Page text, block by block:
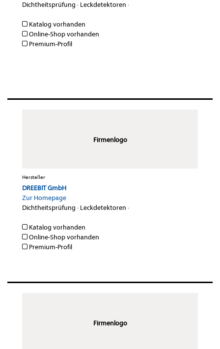
Dichtheitsprüfung · Leckdetektoren ·
Katalog vorhanden
Online-Shop vorhanden
Premium-Profil
Firmenlogo
Hersteller
DREEBIT GmbH
Zur Homepage
Dichtheitsprüfung · Leckdetektoren ·
Katalog vorhanden
Online-Shop vorhanden
Premium-Profil
Firmenlogo